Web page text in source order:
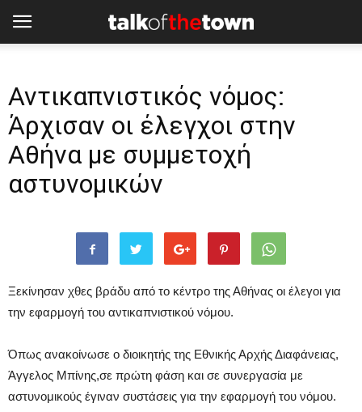
Αντικαπνιστικός νόμος:
Άρχισαν οι έλεγχοι στην
Αθήνα με συμμετοχή
αστυνομικών
Ξεκίνησαν χθες βράδυ από το κέντρο της Αθήνας οι έλεγοι για
την εφαρμογή του αντικαπνιστικού νόμου.
Όπως ανακοίνωσε ο διοικητής της Εθνικής Αρχής Διαφάνειας,
Άγγελος Μπίνης,σε πρώτη φάση και σε συνεργασία με
αστυνομικούς έγιναν συστάσεις για την εφαρμογή του νόμου.